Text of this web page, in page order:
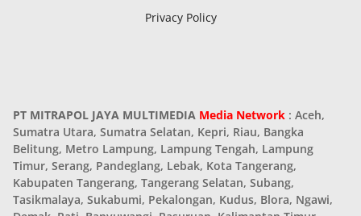
Privacy Policy
PT MITRAPOL JAYA MULTIMEDIA Media Network : Aceh,
Sumatra Utara, Sumatra Selatan, Kepri, Riau, Bangka
Belitung, Metro Lampung, Lampung Tengah, Lampung
Timur, Serang, Pandeglang, Lebak, Kota Tangerang,
Kabupaten Tangerang, Tangerang Selatan, Subang,
Tasikmalaya, Sukabumi, Pekalongan, Kudus, Blora, Ngawi,